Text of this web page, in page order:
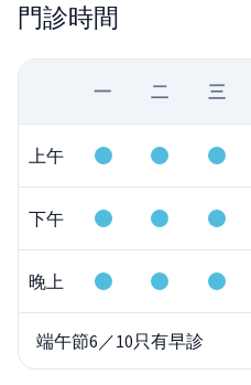
門診時間
一 二 三
上午
下午
晚上
端午節6／10只有早診